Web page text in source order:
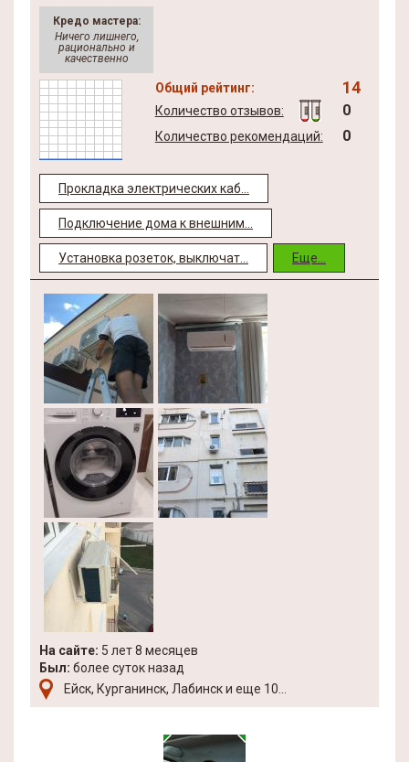
Кредо мастера:
Ничего лишнего,
рационально и
качественно
Общий рейтинг: 14
Количество отзывов: 0
Количество рекомендаций: 0
Прокладка электрических каб...
Подключение дома к внешним...
Установка розеток, выключат... Еще...
На сайте: 5 лет 8 месяцев
Был: более суток назад
Ейск, Курганинск, Лабинск и еще 10...